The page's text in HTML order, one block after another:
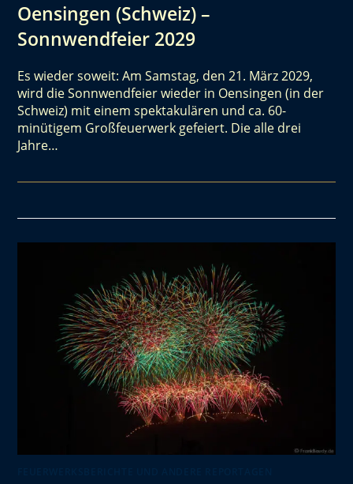
Oensingen (Schweiz) –
Sonnwendfeier 2029
Es wieder soweit: Am Samstag, den 21. März 2029,
wird die Sonnwendfeier wieder in Oensingen (in der
Schweiz) mit einem spektakulären und ca. 60-
minütigem Großfeuerwerk gefeiert. Die alle drei
Jahre…